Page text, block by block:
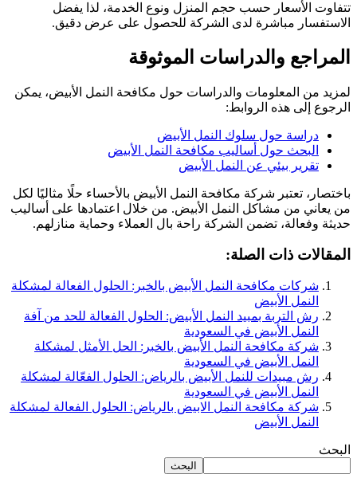
تتفاوت الأسعار حسب حجم المنزل ونوع الخدمة، لذا يفضل
الاستفسار مباشرة لدى الشركة للحصول على عرض دقيق.
المراجع والدراسات الموثوقة
لمزيد من المعلومات والدراسات حول مكافحة النمل الأبيض، يمكن
الرجوع إلى هذه الروابط:
دراسة حول سلوك النمل الأبيض
البحث حول أساليب مكافحة النمل الأبيض
تقرير بيئي عن النمل الأبيض
باختصار، تعتبر شركة مكافحة النمل الأبيض بالأحساء حلًا مثاليًا لكل
من يعاني من مشاكل النمل الأبيض. من خلال اعتمادها على أساليب
حديثة وفعالة، تضمن الشركة راحة بال العملاء وحماية منازلهم.
المقالات ذات الصلة:
شركات مكافحة النمل الأبيض بالخبر: الحلول الفعالة لمشكلة
النمل الأبيض
رش التربة بمبيد النمل الأبيض: الحلول الفعالة للحد من آفة
النمل الأبيض في السعودية
شركة مكافحة النمل الأبيض بالخبر: الحل الأمثل لمشكلة
النمل الأبيض في السعودية
رش مبيدات للنمل الأبيض بالرياض: الحلول الفعّالة لمشكلة
النمل الأبيض في السعودية
شركة مكافحة النمل الابيض بالرياض: الحلول الفعالة لمشكلة
النمل الأبيض
البحث
البحث